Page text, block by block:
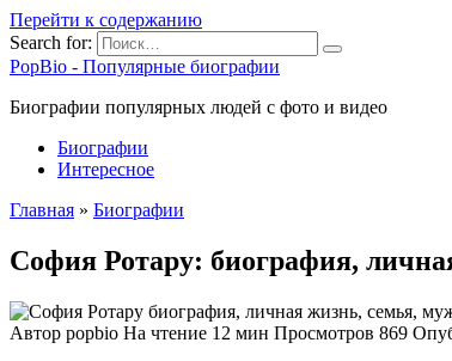
Перейти к содержанию
Search for:
PopBio - Популярные биографии
Биографии популярных людей с фото и видео
Биографии
Интересное
Главная » Биографии
София Ротару: биография,
Автор popbio На чтение 12 мин Просмотров 869